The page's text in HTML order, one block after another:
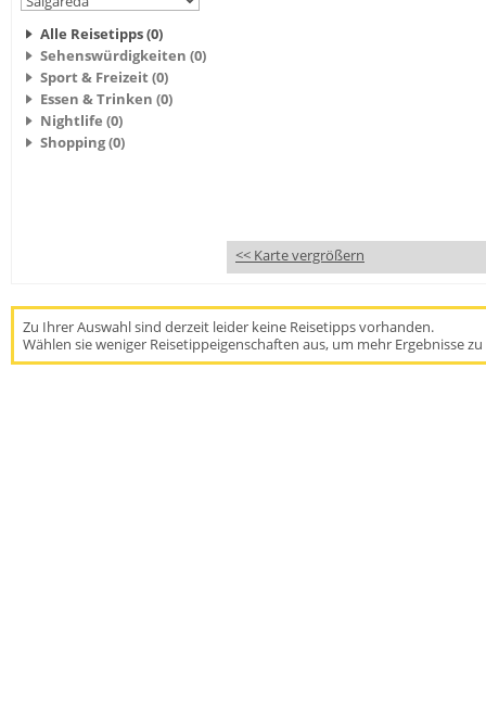
Alle Reisetipps (0)
Sehenswürdigkeiten (0)
Sport & Freizeit (0)
Essen & Trinken (0)
Nightlife (0)
Shopping (0)
<< Karte vergrößern
Zu Ihrer Auswahl sind derzeit leider keine Reisetipps vorhanden.
Wählen sie weniger Reisetippeigenschaften aus, um mehr Ergebnisse